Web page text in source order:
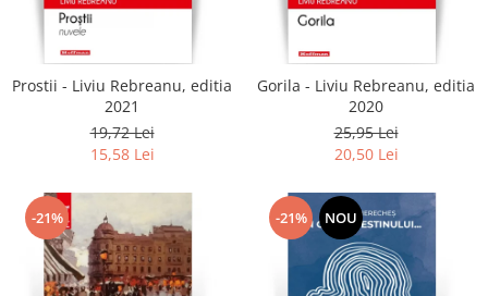
Literatura
Clasica
Contemporana
Universala
Non-fictiune
Calatorii
Memorii
Prostii - Liviu Rebreanu, editia
2021
19,72 Lei
15,58 Lei
Gorila - Liviu Rebreanu, editia
2020
25,95 Lei
20,50 Lei
-21% -21% NOU